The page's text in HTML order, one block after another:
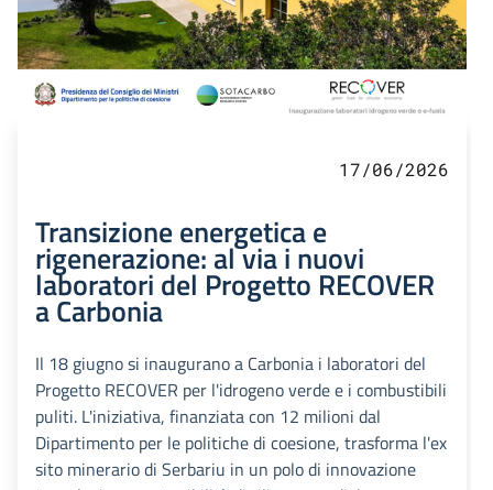
17/06/2026
Transizione energetica e
rigenerazione: al via i nuovi
laboratori del Progetto RECOVER
a Carbonia
Il 18 giugno si inaugurano a Carbonia i laboratori del
Progetto RECOVER per l'idrogeno verde e i combustibili
puliti. L'iniziativa, finanziata con 12 milioni dal
Dipartimento per le politiche di coesione, trasforma l'ex
sito minerario di Serbariu in un polo di innovazione